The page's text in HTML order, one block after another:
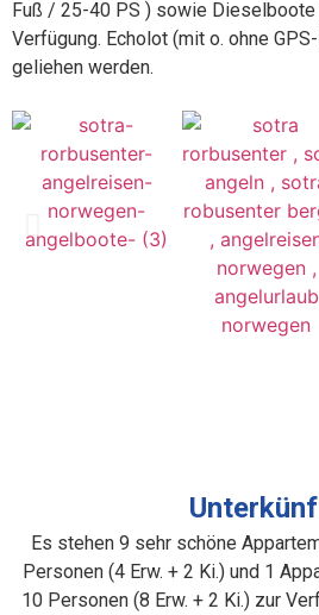
Fuß / 25-40 PS ) sowie Dieselboote
Verfügung. Echolot (mit o. ohne
geliehen werden.
Es stehen 9 sehr schöne
Personen (4 Erw. + 2 Ki.) und 1
10 Personen (8 Erw. + 2 Ki.) zur